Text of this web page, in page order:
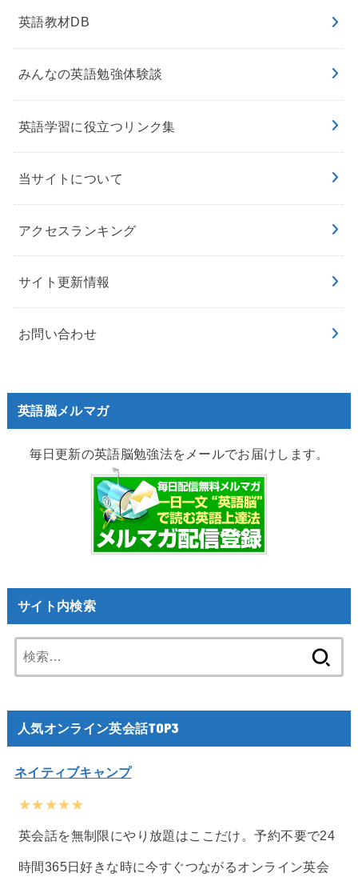
英語教材DB
みんなの英語勉強体験談
英語学習に役立つリンク集
当サイトについて
アクセスランキング
サイト更新情報
お問い合わせ
英語脳メルマガ
毎日更新の英語脳勉強法をメールでお届けします。
サイト内検索
索:
人気オンライン英会話TOP3
ネイティブキャンプ
★★★★★
英会話を無制限にやり放題はここだけ。予約不要で24
時間365日好きな時に今すぐつながるオンライン英会